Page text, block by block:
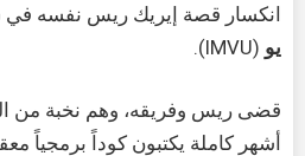
انكسار قصة إيريك ريس نفسه في
يو (IMVU).
قضى ريس وفريقه، وهم نخبة من
أشهر كاملة يكتبون كوداً برمجياً